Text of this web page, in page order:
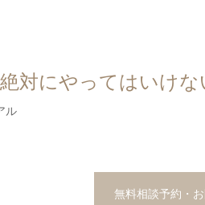
対にやってはいけな
ル
無料相談予約・